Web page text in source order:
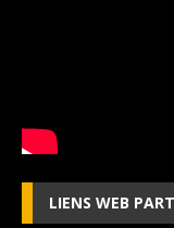
LIENS WEB